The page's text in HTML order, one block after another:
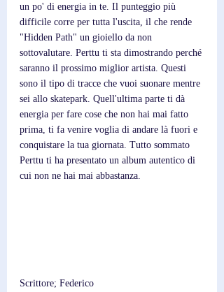
un po' di energia in te. Il punteggio più
difficile corre per tutta l'uscita, il che rende
"Hidden Path" un gioiello da non
sottovalutare. Perttu ti sta dimostrando perché
saranno il prossimo miglior artista. Questi
sono il tipo di tracce che vuoi suonare mentre
sei allo skatepark. Quell'ultima parte ti dà
energia per fare cose che non hai mai fatto
prima, ti fa venire voglia di andare là fuori e
conquistare la tua giornata. Tutto sommato
Perttu ti ha presentato un album autentico di
cui non ne hai mai abbastanza.
Scrittore; Federico